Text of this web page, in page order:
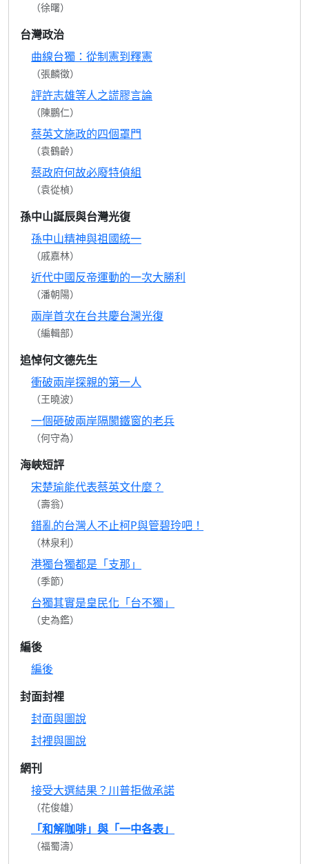
（徐曙）
台灣政治
曲線台獨：從制憲到釋憲
（張麟徵）
評許志雄等人之謊膠言論
（陳鵬仁）
蔡英文施政的四個罩門
（袁鶴齡）
蔡政府何故必廢特偵組
（袁從楨）
孫中山誕辰與台灣光復
孫中山精神與祖國統一
（戚嘉林）
近代中國反帝運動的一次大勝利
（潘朝陽）
兩岸首次在台共慶台灣光復
（編輯部）
追悼何文德先生
衝破兩岸探親的第一人
（王曉波）
一個砸破兩岸隔閡鐵窗的老兵
（何守為）
海峽短評
宋楚瑜能代表蔡英文什麼？
（壽翁）
錯亂的台灣人不止柯P與管碧玲吧！
（林泉利）
港獨台獨都是「支那」
（季節）
台獨其實是皇民化「台不獨」
（史為鑑）
編後
編後
封面封裡
封面與圖說
封裡與圖說
網刊
接受大選結果？川普拒做承諾
（花俊雄）
「和解咖啡」與「一中各表」
（福蜀濤）